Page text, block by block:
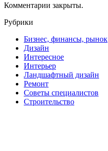
Комментарии закрыты.
Рубрики
Бизнес, финансы, рынок
Дизайн
Интересное
Интерьер
Ландшафтный дизайн
Ремонт
Советы специалистов
Строительство